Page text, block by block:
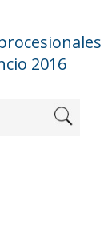
2016